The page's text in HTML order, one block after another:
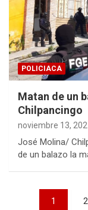
POLICIACA
Matan de un
Chilpancingo
noviembre 13,
José Molina/
de un balazo la
Navegación
1 2